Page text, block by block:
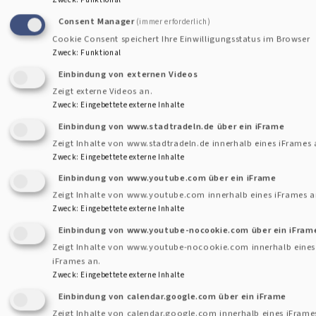
Lesen Sie aber selbst, was Pfarrerin Herms zu ihrem
Abschied schreibt:
Liebe Gemeinde,
Christuskirche begonnen. Nun ist mein Probedienst zu
Ende. Nach dem Probedienst müssen sich Pfarrerinnen und
Pfarrer auf eine Pfarrstelle bewerben. Sehr viel hat
dafürgesprochen, mich um die Nachfolge von Pfarrerin
Andrea Borger zu bemühen, die Ende November ihren
ich Interesse an einer freiwerdenden Stelle an St. Lukas in
Consent Manager (immer erforderlich)
Cookie Consent speichert Ihre Einwilligungsstatus im Browser
Zweck: Funktional
Einbindung von externen Videos
Zeigt externe Videos an.
Zweck: Eingebettete externe Inhalte
Einbindung von www.stadtradeln.de über ein iFrame
Zeigt Inhalte von www.stadtradeln.de innerhalb eines iFrames
Zweck: Eingebettete externe Inhalte
Einbindung von www.youtube.com über ein iFrame
Zeigt Inhalte von www.youtube.com innerhalb eines iFrames
Zweck: Eingebettete externe Inhalte
Einbindung von www.youtube-nocookie.com über ein
Zeigt Inhalte von www.youtube-nocookie.com innerhalb eines
iFrames an.
Zweck: Eingebettete externe Inhalte
Einbindung von calendar.google.com über ein iFrame
Zeigt Inhalte von calendar.google.com innerhalb eines